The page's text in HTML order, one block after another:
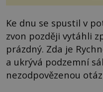
Ke dnu se spustil v
zvon později vytáhli
prázdný. Zda je
a ukrývá podzemní
nezodpovězenou